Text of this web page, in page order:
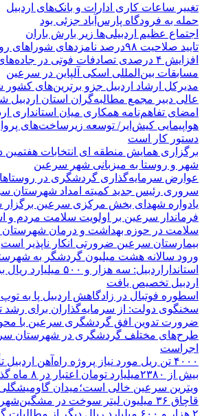
تغییر ساعات کاری ادارات و بانک‌های اردبیل
حمله به فرودگاه پارس‌‌آباد جزئی بود
اجتماع عظیم اردبیلی‌ها زیر بارش باران
تایید صلاحیت ۹۸درصد نامزدهای شوراهای روستای اردبیل
افزایش ۴ درصدی تصادفات فوتی در جاده‌های اردبیل
مسابقات بین‌المللی اسکی آلپاین در سرعین
مدیرکل ارشاد اردبیل جزو برترین‌های کشور
عالی دبیر مجمع مطالبه‌گران استان اردبیل
امضای تفاهم‌نامه همکاری میان استانداری
هواپیمایی کیش‌ایر/ توسعه زیرساخت‌های
دستور کار است
برگزاری همایش منطقه ای انتخابات
شهر و روستا به میزبانی شهر سرعین
عوارض سرمایه‌گذاری گردشگری در
سروری رئیس جدید کمیته امداد شهرستان
یادواره شهدای بخش مرکزی سرعین برگزار
فرماندار سرعین بر اولویت سلامت مردم و
سلامت در حوزه بهداشت و درمان شهرستان
بیمارستان سرعین ضرورتی انکار ناپذیر است
ورود سالانه هشت میلیون گردشگر به
استانداراردبیل: سه هزار
اردبیل تخصیص یافت
اسطوره فوتبال در زادگاهش اردبیل پا به
سخنگوی دولت: از سرمایه‌گذاران برای رشد
ضرورت تدوین افق گردشگری سرعین با
طرح‌های مختلف گردشگری در شهرستان
اجراست
۴۰۰۰ تن ریل مورد نیاز پروژه راه‌آهن
بیش از ۲۳۸۰میلیارد تومان اعتبار در ۸ ماه گذشته
ویترین سرعین خالی است؛میدان گاومیشگلی
قاچاق ۳۶ میلیون لیتر سوخت در مشگین‌شهر متوقف شد
۲ هزار و ۶۰۰‌ میلیارد ریال دیگر از